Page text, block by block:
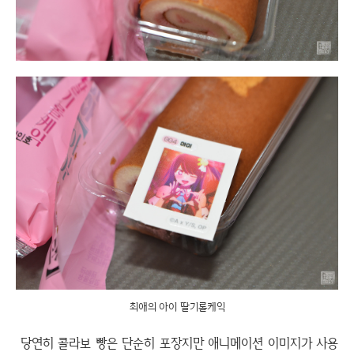
최애의 아이 딸기롤케익
당연히 콜라보 빵은 단순히 포장지만 애니메이션 이미지가 사용